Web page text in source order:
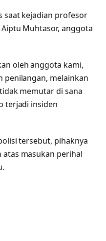
saat kejadian profesor
Muhtasor, anggota
oleh anggota kami,
penilangan, melainkan
memutar di sana
terjadi insiden
tersebut, pihaknya
masukan perihal